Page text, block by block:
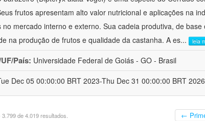
frutos apresentam alto valor nutricional e aplicações na
no mercado interno e externo. Sua cadeia produtiva, de
na produção de frutos e qualidade da castanha. A es... leia
País: Universidade Federal de Goiás - GO - Brasil
Dec 05 00:00:00 BRT 2023-Thu Dec 31 00:00:00 BRT 2026
de 4.019 resultados. ←